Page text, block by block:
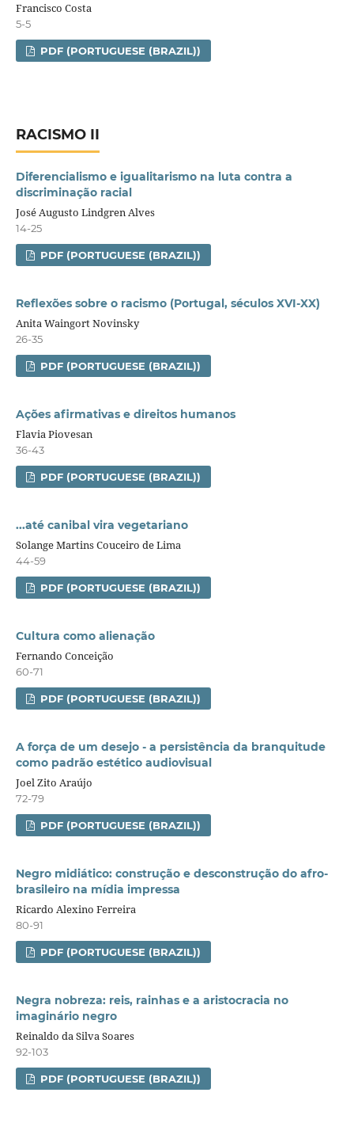
Francisco Costa
5-5
PDF (PORTUGUESE (BRAZIL))
RACISMO II
Diferencialismo e igualitarismo na luta contra a
discriminação racial
José Augusto Lindgren Alves
14-25
PDF (PORTUGUESE (BRAZIL))
Reflexões sobre o racismo (Portugal, séculos XVI-XX)
Anita Waingort Novinsky
26-35
PDF (PORTUGUESE (BRAZIL))
Ações afirmativas e direitos humanos
Flavia Piovesan
36-43
PDF (PORTUGUESE (BRAZIL))
...até canibal vira vegetariano
Solange Martins Couceiro de Lima
44-59
PDF (PORTUGUESE (BRAZIL))
Cultura como alienação
Fernando Conceição
60-71
PDF (PORTUGUESE (BRAZIL))
A força de um desejo - a persistência da branquitude
como padrão estético audiovisual
Joel Zito Araújo
72-79
PDF (PORTUGUESE (BRAZIL))
Negro midiático: construção e desconstrução do afro-
brasileiro na mídia impressa
Ricardo Alexino Ferreira
80-91
PDF (PORTUGUESE (BRAZIL))
Negra nobreza: reis, rainhas e a aristocracia no
imaginário negro
Reinaldo da Silva Soares
92-103
PDF (PORTUGUESE (BRAZIL))